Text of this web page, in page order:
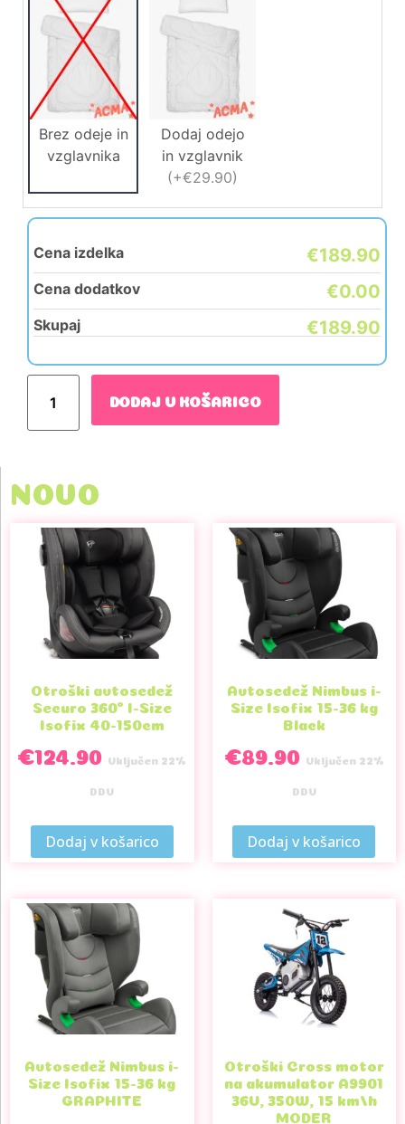
Brez odeje in
vzglavnika
Dodaj odejo
in vzglavnik
(+€29.90)
Cena izdelka €189.90
Cena dodatkov €0.00
Skupaj €189.90
DODAJ V KOŠARICO
NOVO
Otroški avtosedež
Securo 360° I-Size
Isofix 40-150cm
€124.90 Vključen 22%
DDV
Dodaj v košarico
Avtosedež Nimbus i-
Size Isofix 15-36 kg
Black
€89.90 Vključen 22%
DDV
Dodaj v košarico
Avtosedež Nimbus i-
Size Isofix 15-36 kg
GRAPHITE
Otroški Cross motor
na akumulator A9901
36V, 350W, 15 km/h
MODER